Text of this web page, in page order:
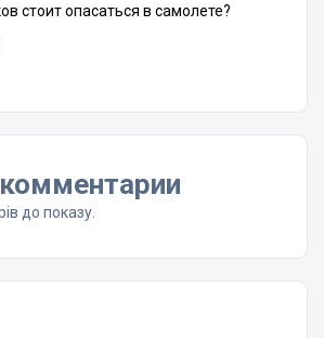
стоит опасаться в самолете?
до показу.